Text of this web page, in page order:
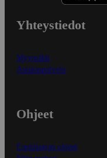
Yhteystiedot
Myymälät
Asiakaspalvelu
Ohjeet
Ensitilaajan ohjeet